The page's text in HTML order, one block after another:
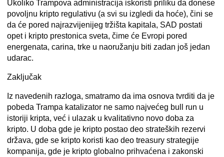
Ukoliko Trampova administracija iskoristi priliku da donese
povoljnu kripto regulativu (a svi su izgledi da hoće), čini se
da će pored najrazvijenijeg tržišta kapitala, SAD postati
opet i kripto prestonica sveta, čime će Evropi pored
energenata, carina, trke u naoružanju biti zadan još jedan
udarac.
Zaključak
Iz navedenih razloga, smatramo da ima osnova tvrditi da je
pobeda Trampa katalizator ne samo najvećeg bull run u
istoriji kripta, već i ulazak u kvalitativno novo doba za
kripto. U doba gde je kripto postao deo strateških rezervi
država, gde se kripto koristi kao deo treasury strategije
kompanija, gde je kripto globalno prihvaćena i zakonski